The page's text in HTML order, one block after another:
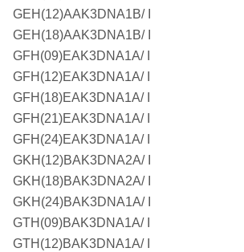
GEH(12)AAK3DNA1B/ I
GEH(18)AAK3DNA1B/ I
GFH(09)EAK3DNA1A/ I
GFH(12)EAK3DNA1A/ I
GFH(18)EAK3DNA1A/ I
GFH(21)EAK3DNA1A/ I
GFH(24)EAK3DNA1A/ I
GKH(12)BAK3DNA2A/ I
GKH(18)BAK3DNA2A/ I
GKH(24)BAK3DNA1A/ I
GTH(09)BAK3DNA1A/ I
GTH(12)BAK3DNA1A/ I